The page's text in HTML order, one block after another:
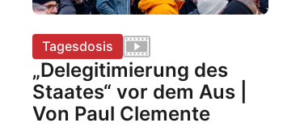
Tagesdosis
„Delegitimierung des
Staates“ vor dem Aus |
Von Paul Clemente